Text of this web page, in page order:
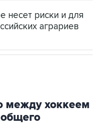
несет риски и для
аграриев
между хоккеем